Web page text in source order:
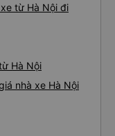
từ Hà Nội đi
Hà Nội
nhà xe Hà Nội